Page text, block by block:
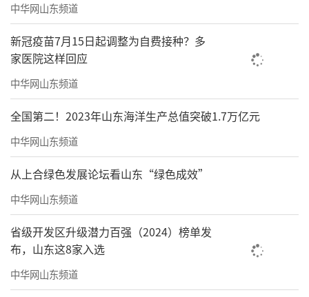
中华网山东频道
新冠疫苗7月15日起调整为自费接种？多
家医院这样回应
中华网山东频道
全国第二！2023年山东海洋生产总值突破1.7万亿元
中华网山东频道
从上合绿色发展论坛看山东“绿色成效”
中华网山东频道
省级开发区升级潜力百强（2024）榜单发
布，山东这8家入选
中华网山东频道